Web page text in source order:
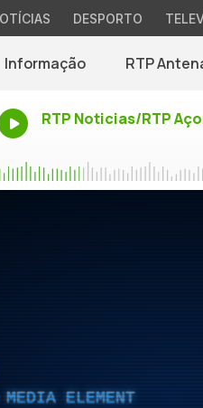
DESPORTO
Informação RTP
RTP Noticias/RTP
ELEMENT